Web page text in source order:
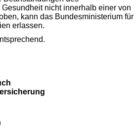
nicht innerhalb einer von
kann das Bundesministerium für
erlassen.